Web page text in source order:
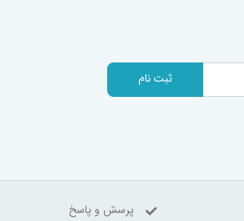
ثبت نام
پرسش و پاسخ